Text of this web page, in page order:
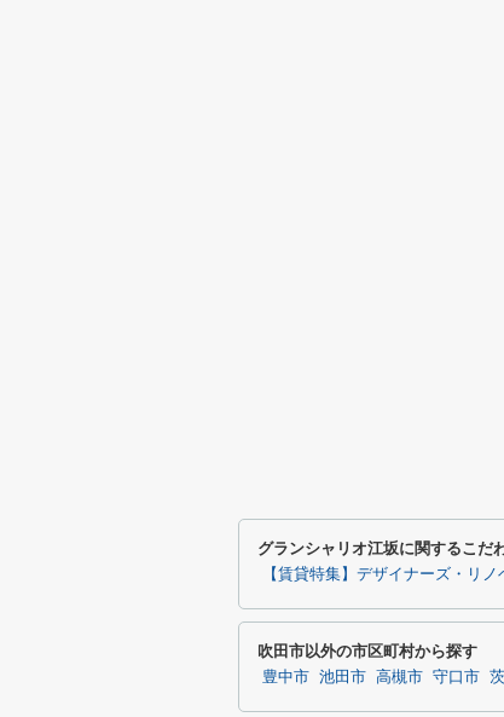
グランシャリオ江坂に関するこだ
【賃貸特集】デザイナーズ・リ
吹田市以外の市区町村から探す
豊中市 池田市 高槻市 守口市